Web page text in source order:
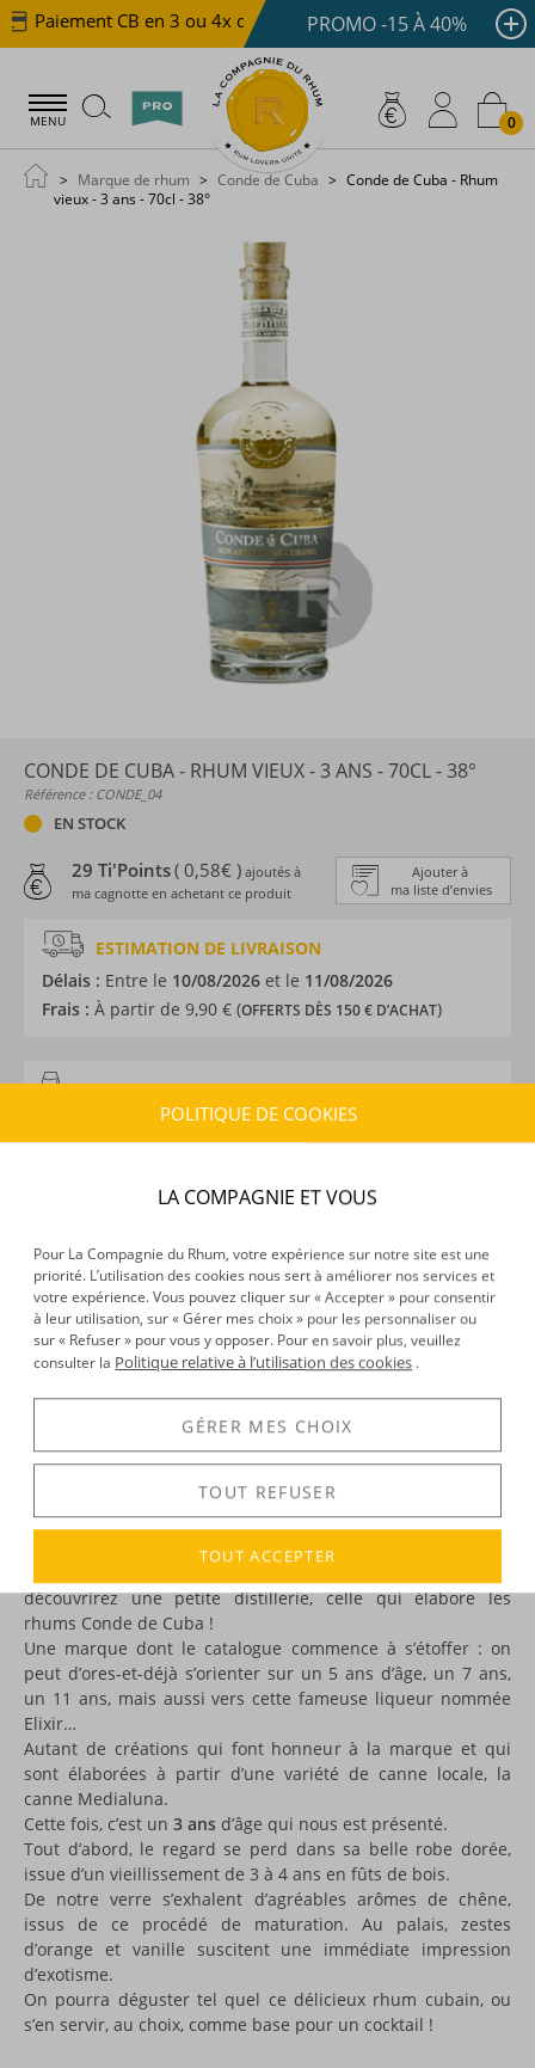
Paiement CB en 3 ou 4x dès 100 € Livraison offerte
PROMO -15 À 40%
MENU 0
Marque de rhum Conde de Cuba
Conde de Cuba - Rhum
vieux - 3 ans - 70cl - 38°
CONDE DE CUBA - RHUM VIEUX - 3 ANS - 70CL - 38°
Référence : CONDE_04
EN STOCK
Ajouter à
ma liste d’envies
29 Ti'Points( 0,58€ ) ajoutés à
ma cagnotte en achetant ce produit
ESTIMATION DE LIVRAISON
Délais : Entre le 10/08/2026 et le 11/08/2026
Frais : À partir de 9,90 € (OFFERTS DÈS 150 € D’ACHAT)
Rhum traditionnel
Colonne
Environnement de vieillissement :
Tropical
Degré :38°
DÉCOUVERTE
Voir tous les produits :Conde de Cuba
, une petite ville : Amancio Rodriguez. Si
découvrirez une petite distillerie, celle qui élabore les
rhums Conde de Cuba !
Une marque dont le catalogue commence à s’étoffer : on
peut d’ores-et-déjà s’orienter sur un 5 ans d’âge, un 7 ans,
un 11 ans, mais aussi vers cette fameuse liqueur nommée
Elixir…
Autant de créations qui font honneur à la marque et qui
sont élaborées à partir d’une variété de canne locale, la
canne Medialuna.
Cette fois, c’est un 3 ans d’âge qui nous est présenté.
Tout d’abord, le regard se perd dans sa belle robe dorée,
issue d’un vieillissement de 3 à 4 ans en fûts de bois.
De notre verre s’exhalent d’agréables arômes de chêne,
issus de ce procédé de maturation. Au palais, zestes
d’orange et vanille suscitent une immédiate impression
d’exotisme.
On pourra déguster tel quel ce délicieux rhum cubain, ou
s’en servir, au choix, comme base pour un cocktail !
POLITIQUE DE COOKIES
LA COMPAGNIE ET VOUS
Pour La Compagnie du Rhum, votre expérience sur notre site est une
priorité. L’utilisation des cookies nous sert à améliorer nos services et
votre expérience. Vous pouvez cliquer sur « Accepter » pour consentir
à leur utilisation, sur « Gérer mes choix » pour les personnaliser ou
sur « Refuser » pour vous y opposer. Pour en savoir plus, veuillez
consulter la Politique relative à l’utilisation des cookies .
GÉRER MES CHOIX
TOUT REFUSER
TOUT ACCEPTER